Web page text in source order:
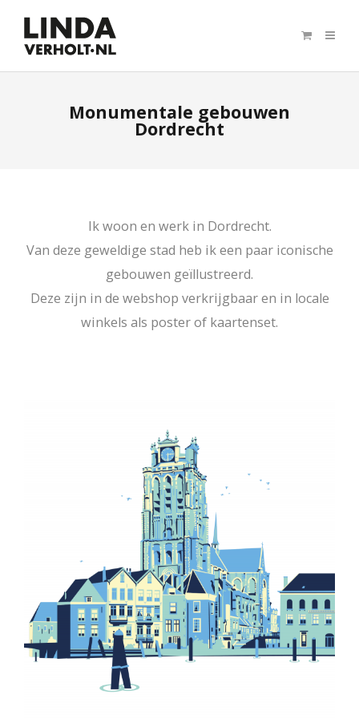
Monumentale gebouwen
Dordrecht
Ik woon en werk in Dordrecht.
Van deze geweldige stad heb ik een paar iconische
gebouwen geïllustreerd.
Deze zijn in de webshop verkrijgbaar en in locale
winkels als poster of kaartenset.